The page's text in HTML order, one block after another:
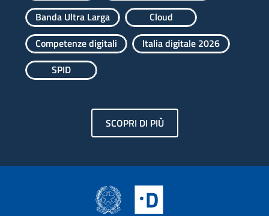
Banda Ultra Larga
Cloud
Competenze digitali
Italia digitale 2026
SPID
SCOPRI DI PIÙ